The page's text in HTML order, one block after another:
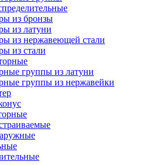
из бронзы
из латуни
из нержавеющей стали
из стали
группы из латуни
группы из нержавейки